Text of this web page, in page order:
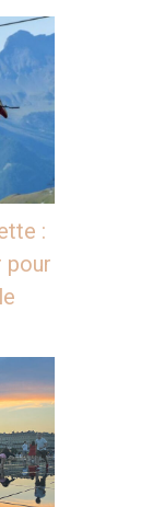
:
pour